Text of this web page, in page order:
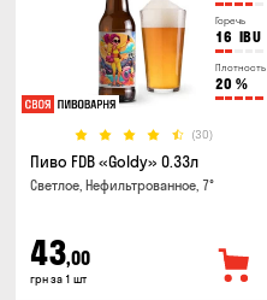
Горечь
16 IBU
Плотность
20 %
(30)
Пиво FDB «Goldy» 0.33л
Светлое, Нефильтрованное, 7°
43,00
грн за 1 шт